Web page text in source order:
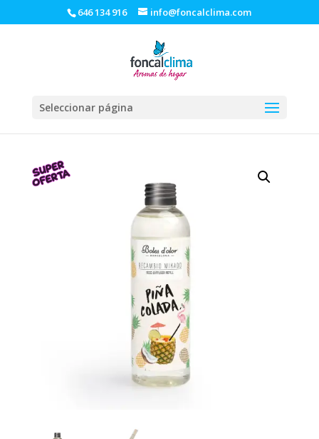
646 134 916 info@foncalclima.com
Seleccionar página